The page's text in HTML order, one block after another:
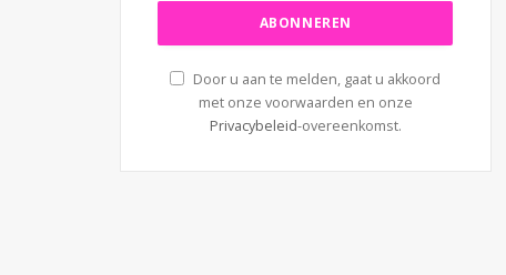
Door u aan te melden, gaat u akkoord
met onze voorwaarden en onze
Privacybeleid-overeenkomst.